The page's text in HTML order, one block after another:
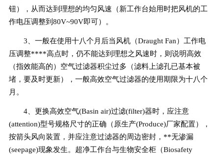
钮），从而达到理想的均匀风速（新工作台始用时把风机的工
作电压调整到80V~90V即可）。
3、一般在使用十八个月后当风机（Draught Fan）工作电
压调整****高点时，仍不能达到理想之风速时，则说明高效
（指效能高的）空气过滤器积尘过多（滤料上滤孔已基本被
堵，要及时更新），一般高效空气过滤器的使用期限为十八个
月。
4、更换高效空气(Basin air)过滤(filter)器时，应注意
(attention)型号规格尺寸的正确（原生产(Produce)厂家配置），
按箭头风向装置，并应注意过滤器的周边密封，**无渗漏
(seepage)现象发生。超净工作台与生物安全柜（Biosafety